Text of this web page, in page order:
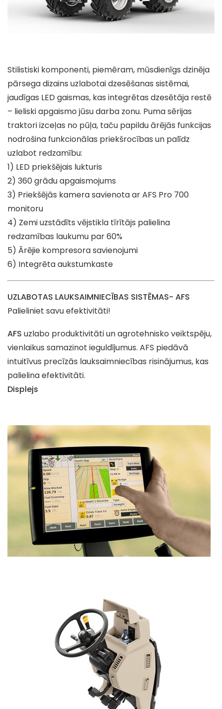
Stilistiski komponenti, piemēram, mūsdienīgs dzinēja
pārsega dizains uzlabotai dzesēšanas sistēmai,
jaudīgas LED gaismas, kas integrētas dzesētāja restē
– lieliski apgaismo jūsu darba zonu. Puma sērijas
traktori izceļas no pūļa, taču papildu ārējās funkcijas
nodrošina funkcionālas priekšrocības un palīdz
uzlabot redzamību:
1) LED priekšējais lukturis
2) 360 grādu apgaismojums
3) Priekšējās kamera savienota ar AFS Pro 700
monitoru
4) Zemi uzstādīts vējstikla tīrītājs palielina
redzamības laukumu par 60%
5) Ārējie kompresora savienojumi
6) Integrēta aukstumkaste
UZLABOTAS LAUKSAIMNIECĪBAS SISTĒMAS- AFS
Palieliniet savu efektivitāti!
AFS uzlabo produktivitāti un agrotehnisko veiktspēju,
vienlaikus samazinot ieguldījumus. AFS piedāvā
intuitīvus precīzās lauksaimniecības risinājumus, kas
palielina efektivitāti.
Displejs